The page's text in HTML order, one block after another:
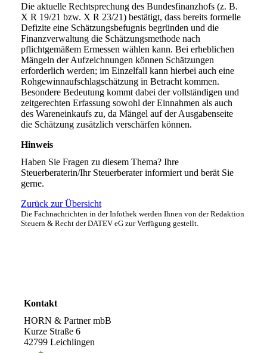
Die aktuelle Rechtsprechung des Bundesfinanzhofs (z. B.
X R 19/21 bzw. X R 23/21) bestätigt, dass bereits formelle
Defizite eine Schätzungsbefugnis begründen und die
Finanzverwaltung die Schätzungsmethode nach
pflichtgemäßem Ermessen wählen kann. Bei erheblichen
Mängeln der Aufzeichnungen können Schätzungen
erforderlich werden; im Einzelfall kann hierbei auch eine
Rohgewinnaufschlagschätzung in Betracht kommen.
Besondere Bedeutung kommt dabei der vollständigen und
zeitgerechten Erfassung sowohl der Einnahmen als auch
des Wareneinkaufs zu, da Mängel auf der Ausgabenseite
die Schätzung zusätzlich verschärfen können.
Hinweis
Haben Sie Fragen zu diesem Thema? Ihre
Steuerberaterin/Ihr Steuerberater informiert und berät Sie
gerne.
Zurück zur Übersicht
Die Fachnachrichten in der Infothek werden Ihnen von der Redaktion
Steuern & Recht der DATEV eG zur Verfügung gestellt.
Kontakt
HORN & Partner mbB
Kurze Straße 6
42799 Leichlingen